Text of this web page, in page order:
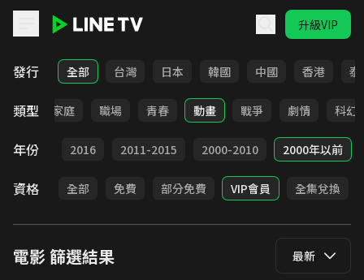
升級VIP
LINE TV - 電影
發行 全部 台灣 日本 韓國 中國 香港 泰
類型
影展 家庭 職場 青春 動畫 戰爭 劇情 科幻
年份
2017 2016 2011-2015 2000-2010 2000年以前
資格 全部 免費 部分免費 VIP會員 全集兌換
電影篩選結果 最新